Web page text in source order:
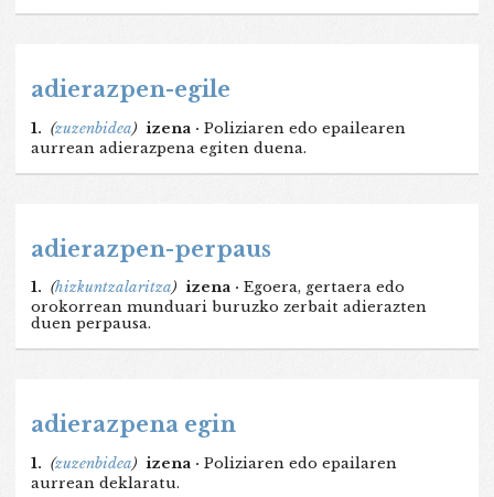
adierazpen-egile
1. (zuzenbidea) izena · Poliziaren edo epailearen
aurrean adierazpena egiten duena.
adierazpen-perpaus
1. (hizkuntzalaritza) izena · Egoera, gertaera edo
orokorrean munduari buruzko zerbait adierazten
duen perpausa.
adierazpena egin
1. (zuzenbidea) izena · Poliziaren edo epailaren
aurrean deklaratu.